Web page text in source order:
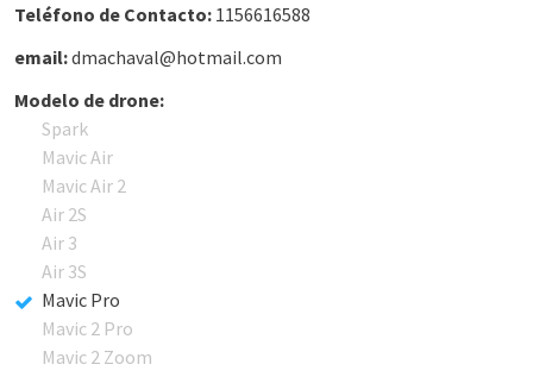
Teléfono de Contacto: 1156616588
email:dmachaval@hotmail.com
Modelo de drone:
Spark
Mavic Air
Mavic Air 2
Air 2S
Air 3
Air 3S
Mavic Pro
Mavic 2 Pro
Mavic 2 Zoom